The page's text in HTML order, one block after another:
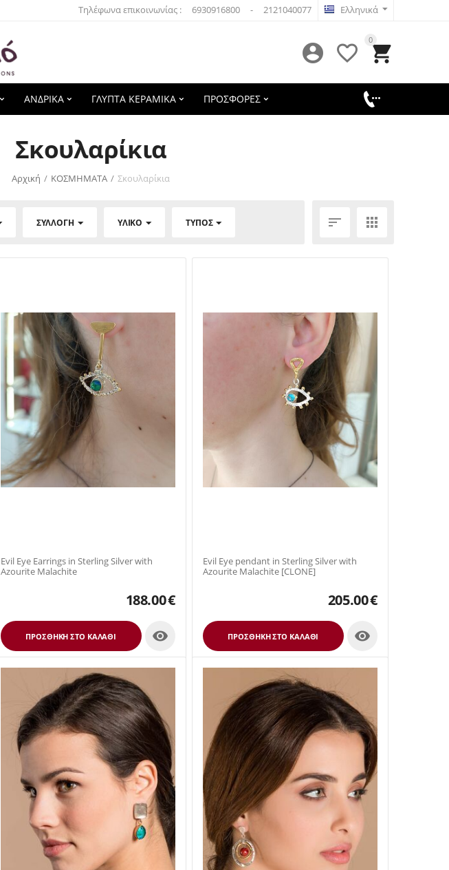
Ελληνικά
Τηλέφωνα επικοινωνίας : 6930916800 - 2121040077
0



ΑΝΔΡΙΚΑ ΓΛΥΠΤΑ ΚΕΡΑΜΙΚΑ ΠΡΟΣΦΟΡΕΣ
Σκουλαρίκια
Αρχική / ΚΟΣΜΗΜΑΤΑ / Σκουλαρίκια
ΣΥΛΛΟΓΉ ΥΛΙΚΌ ΤΎΠΟΣ  
Evil Eye Earrings in Sterling Silver with
Azourite Malachite
188.00€
ΠΡΟΣΘΉΚΗ ΣΤΟ ΚΑΛΆΘΙ 
Evil Eye pendant in Sterling Silver with
Azourite Malachite [CLONE]
205.00€
ΠΡΟΣΘΉΚΗ ΣΤΟ ΚΑΛΆΘΙ 